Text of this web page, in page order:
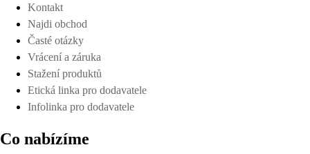
Kontakt
Najdi obchod
Časté otázky
Vrácení a záruka
Stažení produktů
Etická linka pro dodavatele
Infolinka pro dodavatele
Co nabízíme